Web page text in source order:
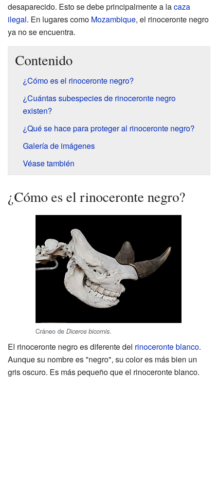
desaparecido. Esto se debe principalmente a lacaza
ilegal. En lugares como Mozambique, el rinoceronte negro
ya no se encuentra.
Contenido
¿Cómo es el rinoceronte negro?
¿Cuántas subespecies de rinoceronte negro
existen?
¿Qué se hace para proteger al rinoceronte negro?
Galería de imágenes
Véase también
¿Cómo es el rinoceronte negro?
Cráneo de Diceros bicornis.
El rinoceronte negro es diferente del rinoceronte blanco.
Aunque su nombre es "negro", su color es más bien un
gris oscuro. Es más pequeño que el rinoceronte blanco.